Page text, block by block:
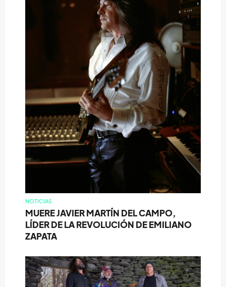
NOTICIAS
MUERE JAVIER MARTÍN DEL CAMPO,
LÍDER DE LA REVOLUCIÓN DE EMILIANO
ZAPATA